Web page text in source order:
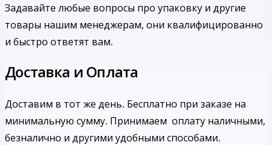
Задавайте любые вопросы про упаковку и другие
товары нашим менеджерам, они квалифицированно
и быстро ответят вам.
Доставка и Оплата
Доставим в тот же день. Бесплатно при заказе на
минимальную сумму. Принимаем оплату наличными,
безналично и другими удобными способами.